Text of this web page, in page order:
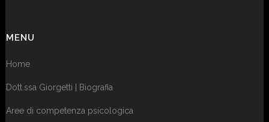
MENU
Home
Dott.ssa Giorgetti | Biografia
Aree di competenza psicologica